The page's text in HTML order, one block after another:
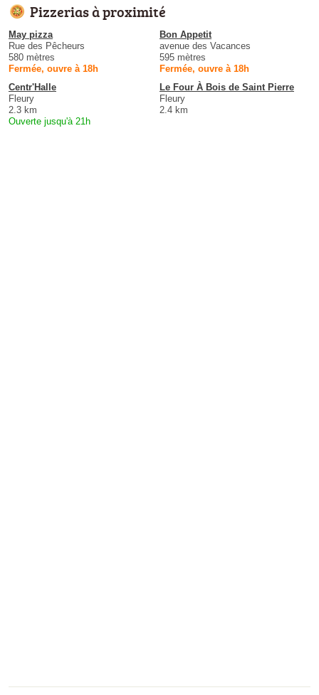
Pizzerias à proximité
May pizza
Rue des Pêcheurs
580 mètres
Fermée, ouvre à 18h
Bon Appetit
avenue des Vacances
595 mètres
Fermée, ouvre à 18h
Centr'Halle
Fleury
2.3 km
Ouverte jusqu'à 21h
Le Four À Bois de Saint Pierre
Fleury
2.4 km